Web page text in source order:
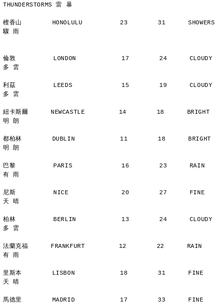
THUNDERSTORMS 雷 暴
檀香山        HONOLULU          23        31      SHOWERS
驟 雨
倫敦          LONDON            17        24      CLOUDY
多 雲
利茲          LEEDS             15        19      CLOUDY
多 雲
紐卡斯爾      NEWCASTLE         14        18      BRIGHT
明 朗
都柏林        DUBLIN            11        18      BRIGHT
明 朗
巴黎          PARIS             16        23      RAIN
有 雨
尼斯          NICE              20        27      FINE
天 晴
柏林          BERLIN            13        24      CLOUDY
多 雲
法蘭克福      FRANKFURT         12        22      RAIN
有 雨
里斯本        LISBON            18        31      FINE
天 晴
馬德里        MADRID            17        33      FINE